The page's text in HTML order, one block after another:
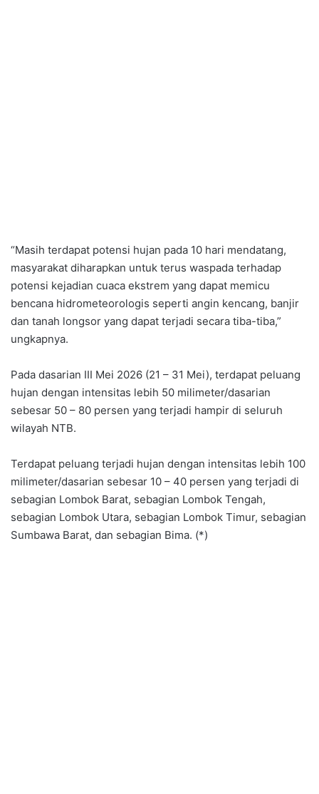
“Masih terdapat potensi hujan pada 10 hari mendatang,
masyarakat diharapkan untuk terus waspada terhadap
potensi kejadian cuaca ekstrem yang dapat memicu
bencana hidrometeorologis seperti angin kencang, banjir
dan tanah longsor yang dapat terjadi secara tiba-tiba,”
ungkapnya.
Pada dasarian III Mei 2026 (21 – 31 Mei), terdapat peluang
hujan dengan intensitas lebih 50 milimeter/dasarian
sebesar 50 – 80 persen yang terjadi hampir di seluruh
wilayah NTB.
Terdapat peluang terjadi hujan dengan intensitas lebih 100
milimeter/dasarian sebesar 10 – 40 persen yang terjadi di
sebagian Lombok Barat, sebagian Lombok Tengah,
sebagian Lombok Utara, sebagian Lombok Timur, sebagian
Sumbawa Barat, dan sebagian Bima. (*)